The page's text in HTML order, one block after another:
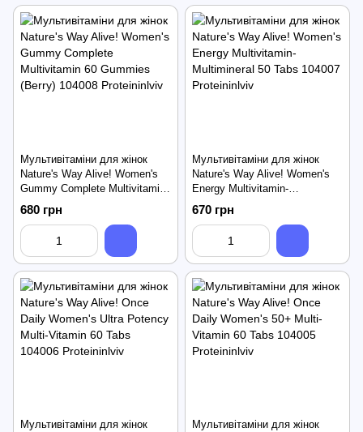
Мультивітаміни для жінок
Nature's Way Alive! Women's
Gummy Complete Multivitamin
60 Gummies (Berry)
680 грн
Мультивітаміни для жінок
Nature's Way Alive! Women's
Energy Multivitamin-
Multimineral 50 Tabs
670 грн
Мультивітаміни для жінок
Мультивітаміни для жінок